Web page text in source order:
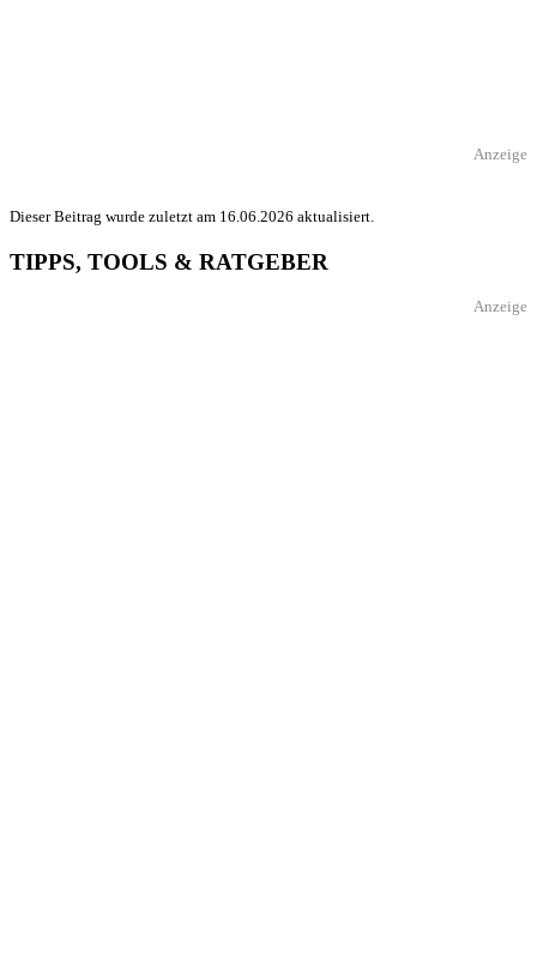
Anzeige
Dieser Beitrag wurde zuletzt am 16.06.2026 aktualisiert.
TIPPS, TOOLS & RATGEBER
Anzeige